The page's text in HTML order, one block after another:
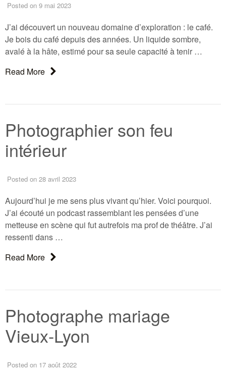
Posted on 9 mai 2023
J’ai découvert un nouveau domaine d’exploration : le café.
Je bois du café depuis des années. Un liquide sombre,
avalé à la hâte, estimé pour sa seule capacité à tenir …
Read More About: Café et photographie
Photographier son feu
intérieur
Posted on 28 avril 2023
Aujourd’hui je me sens plus vivant qu’hier. Voici pourquoi.
J’ai écouté un podcast rassemblant les pensées d’une
metteuse en scène qui fut autrefois ma prof de théâtre. J’ai
ressenti dans …
Read More About: Photographier son feu intérieur
Photographe mariage
Vieux-Lyon
Posted on 17 août 2022